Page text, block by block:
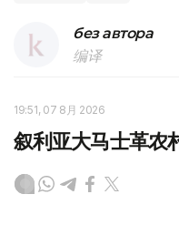
без автора
编译
19:51, 07 8月 2026
叙利亚大马士革农